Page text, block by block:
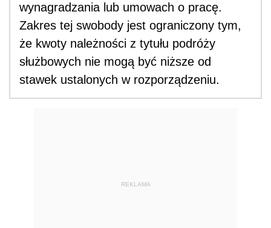
wynagradzania lub umowach o pracę.
Zakres tej swobody jest ograniczony tym,
że kwoty należności z tytułu podróży
służbowych nie mogą być niższe od
stawek ustalonych w rozporządzeniu.
REKLAMA